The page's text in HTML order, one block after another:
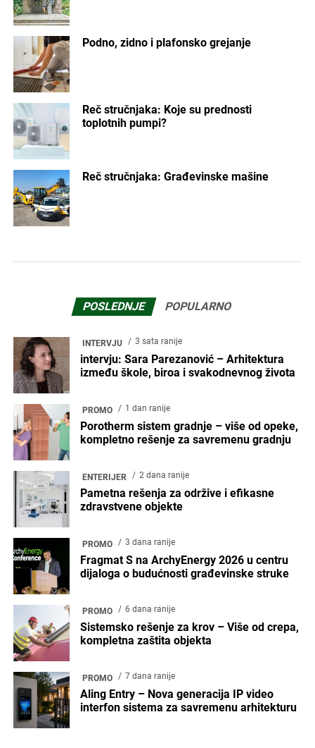
Podno, zidno i plafonsko grejanje
Reč stručnjaka: Koje su prednosti
toplotnih pumpi?
Reč stručnjaka: Građevinske mašine
POSLEDNJE POPULARNO
INTERVJU 3 sata ranije
intervju: Sara Parezanović – Arhitektura
između škole, biroa i svakodnevnog života
PROMO 1 dan ranije
Porotherm sistem gradnje – više od opeke,
kompletno rešenje za savremenu gradnju
ENTERIJER 2 dana ranije
Pametna rešenja za održive i efikasne
zdravstvene objekte
PROMO 3 dana ranije
Fragmat S na ArchyEnergy 2026 u centru
dijaloga o budućnosti građevinske struke
PROMO 6 dana ranije
Sistemsko rešenje za krov – Više od crepa,
kompletna zaštita objekta
PROMO 7 dana ranije
Aling Entry – Nova generacija IP video
interfon sistema za savremenu arhitekturu